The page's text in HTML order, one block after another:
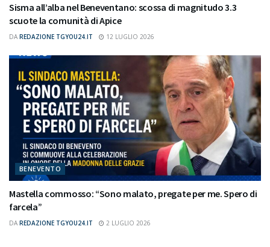
Sisma all’alba nel Beneventano: scossa di magnitudo 3.3
scuote la comunità di Apice
DA REDAZIONE TGYOU24.IT 12 LUGLIO 2026
BENEVENTO
Mastella commosso: “Sono malato, pregate per me. Spero di
farcela”
DA REDAZIONE TGYOU24.IT 2 LUGLIO 2026